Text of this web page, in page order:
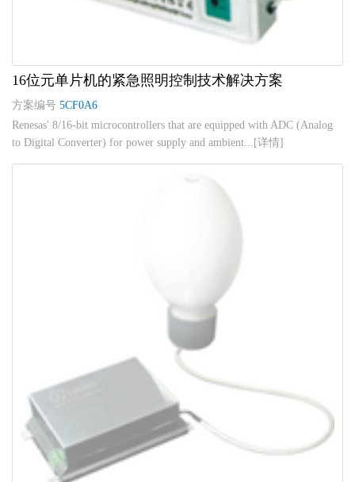
16位元单片机的紧急照明控制技术解决方案
方案编号 5CF0A6
Renesas' 8/16-bit microcontrollers that are equipped with ADC (Analog
to Digital Converter) for power supply and ambient...[详情]